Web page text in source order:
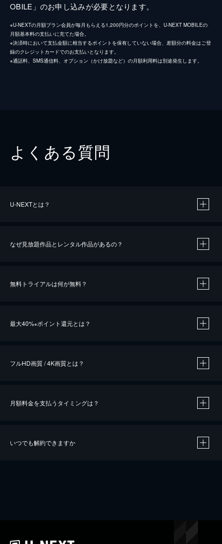
OBILE」のお申し込みが必要となります。
※U-NEXTの月額プラン会員が毎月もらえる1,200円分のポイントを、U-NEXT MOBILEの
月額基本料の支払いに充てた場合。
※決済時において支払金額に相当するポイントを保有していない場合、差額分の料金はご登
録のクレジットカードでのお支払いとなります。
※通話料、SMS通信料、オプション（かけ放題など）の月額利用料は別途発生します。
よくある質問
U-NEXTとは？
なぜ見放題作品とレンタル作品があるの？
無料トライアルは何が無料？
最大40%※ポイント還元とは？
※40％ポイント還元の対象は、クレジットカード決済による作品の購入 / レンタルです。
iOSアプリのUコイン決済による作品の購入 / レンタルは、20％のポイント還元です。
フルHD画質 / 4K画質とは？
月額料金を支払うタイミングは？
いつでも解約できますか